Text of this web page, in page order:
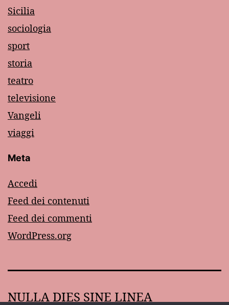
Sicilia
sociologia
sport
storia
teatro
televisione
Vangeli
viaggi
Meta
Accedi
Feed dei contenuti
Feed dei commenti
WordPress.org
NULLA DIES SINE LINEA